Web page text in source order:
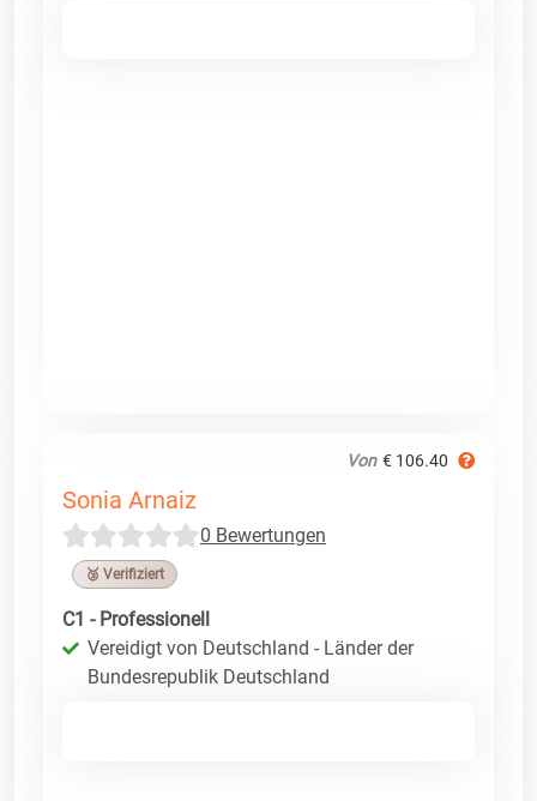
Von € 106.40
Sonia Arnaiz
0 Bewertungen
🥉 Verifiziert
C1 - Professionell
Vereidigt von Deutschland - Länder der
Bundesrepublik Deutschland